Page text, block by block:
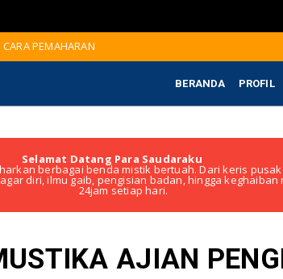
CARA PEMAHARAN
BERANDA PROFIL
Selamat Datang Para Saudaraku
berbagai benda mistik bertuah. Dari keris
diri, ilmu gaib, pengisian badan, hingga
24jam setiap hari.
AJIAN